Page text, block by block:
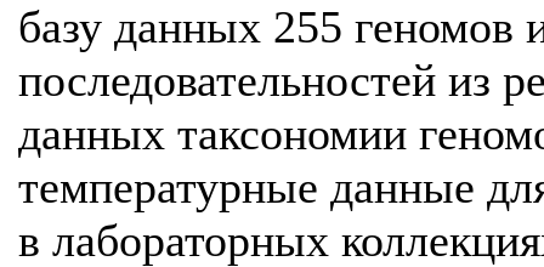
базу данных 255 геномов
последовательностей из
данных таксономии
температурные данные
в лабораторных